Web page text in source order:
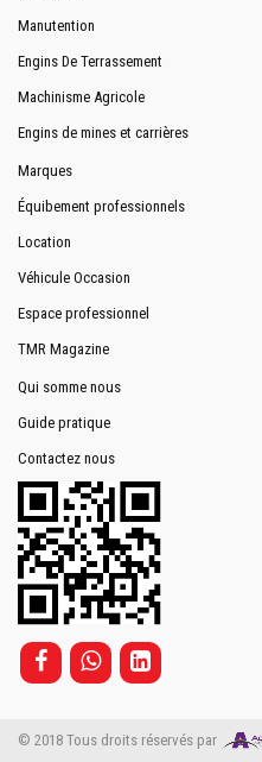
Manutention
Engins De Terrassement
Machinisme Agricole
Engins de mines et carrières
Marques
Équibement professionnels
Location
Véhicule Occasion
Espace professionnel
TMR Magazine
Qui somme nous
Guide pratique
Contactez nous
© 2018 Tous droits réservés par